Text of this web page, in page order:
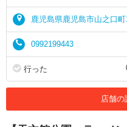
鹿児島県鹿児島市山之口
0992199443
行った
店舗の